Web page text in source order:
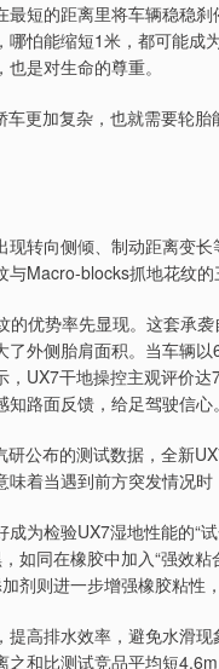
短的距离里将车辆稳稳
怕能缩短1米，都可能成
是对生命的尊重。
更加复杂，也就需要轮
转向侧倾、制动距离变长
Macro-blocks抓地花纹的
优势率先显现。这套承
外侧胎肩面积。当车辆
UX7干地操控主观评价
路面反馈，给足驾驶信心。
公布的测试数据，全新
着当遇到前方突发情况时
为检验UX7湿地性能的“
如同在橡胶中加入“强效
则进一步增强橡胶粘性
高排水效率，避免水滑
和比测试竞品平均短4.6m